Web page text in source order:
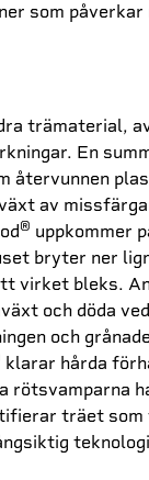
som
trämaterial,
En
återvunnen
av
® uppkommer
bryter ner
virket bleks.
och döda
och
klarar hårda
rötsvamparna
träet som